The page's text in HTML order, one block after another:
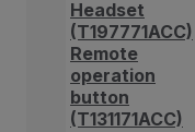
Headset
(T197771ACC)
Remote
operation
button
(T131171ACC)